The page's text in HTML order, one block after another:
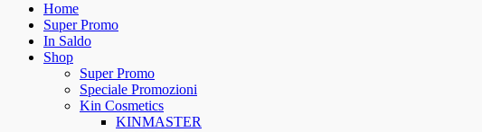
Home
Super Promo
In Saldo
Shop
Super Promo
Speciale Promozioni
Kin Cosmetics
KINMASTER